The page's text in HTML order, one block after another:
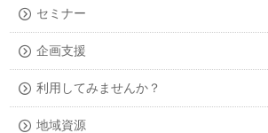
セミナー
企画支援
利用してみませんか？
地域資源